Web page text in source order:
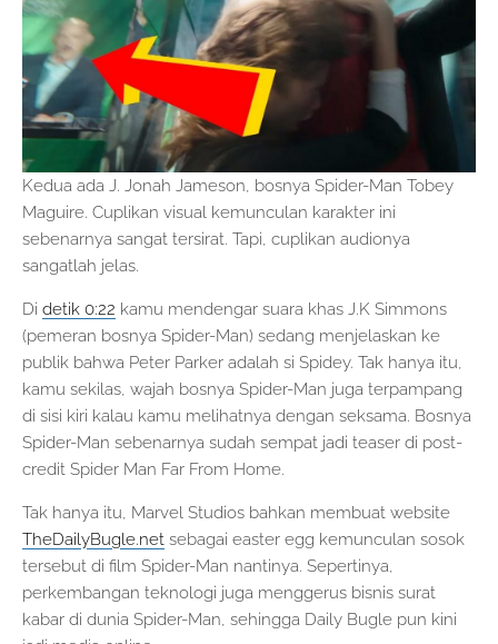
Kedua ada J. Jonah Jameson, bosnya Spider-Man Tobey
Maguire. Cuplikan visual kemunculan karakter ini
sebenarnya sangat tersirat. Tapi, cuplikan audionya
sangatlah jelas.
Di detik 0:22 kamu mendengar suara khas J.K Simmons
(pemeran bosnya Spider-Man) sedang menjelaskan ke
publik bahwa Peter Parker adalah si Spidey. Tak hanya itu,
kamu sekilas, wajah bosnya Spider-Man juga terpampang
di sisi kiri kalau kamu melihatnya dengan seksama. Bosnya
Spider-Man sebenarnya sudah sempat jadi teaser di post-
credit Spider Man Far From Home.
Tak hanya itu, Marvel Studios bahkan membuat website
TheDailyBugle.net sebagai easter egg kemunculan sosok
tersebut di film Spider-Man nantinya. Sepertinya,
perkembangan teknologi juga menggerus bisnis surat
kabar di dunia Spider-Man, sehingga Daily Bugle pun kini